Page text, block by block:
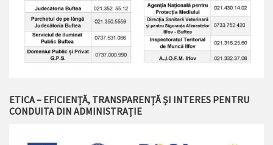
ETICA – EFICIENȚĂ, TRANSPARENȚĂ ȘI INTERES PENTRU
CONDUITA DIN ADMINISTRAȚIE